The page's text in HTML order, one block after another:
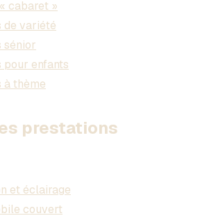
cabaret »
de variété
sénior
enfants
à thème
prestations
et éclairage
couvert